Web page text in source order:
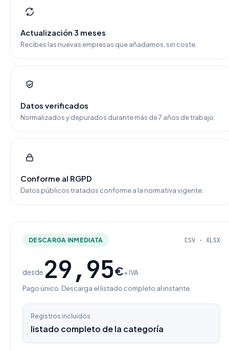
Actualización 3 meses
Recibes las nuevas empresas que añadamos, sin coste.
Datos verificados
Normalizados y depurados durante más de 7 años de trabajo.
Conforme al RGPD
Datos públicos tratados conforme a la normativa vigente.
DESCARGA INMEDIATA CSV · XLSX
desde 29,95€+ IVA
Pago único. Descarga el listado completo al instante.
Registros incluidos
listado completo de la categoría